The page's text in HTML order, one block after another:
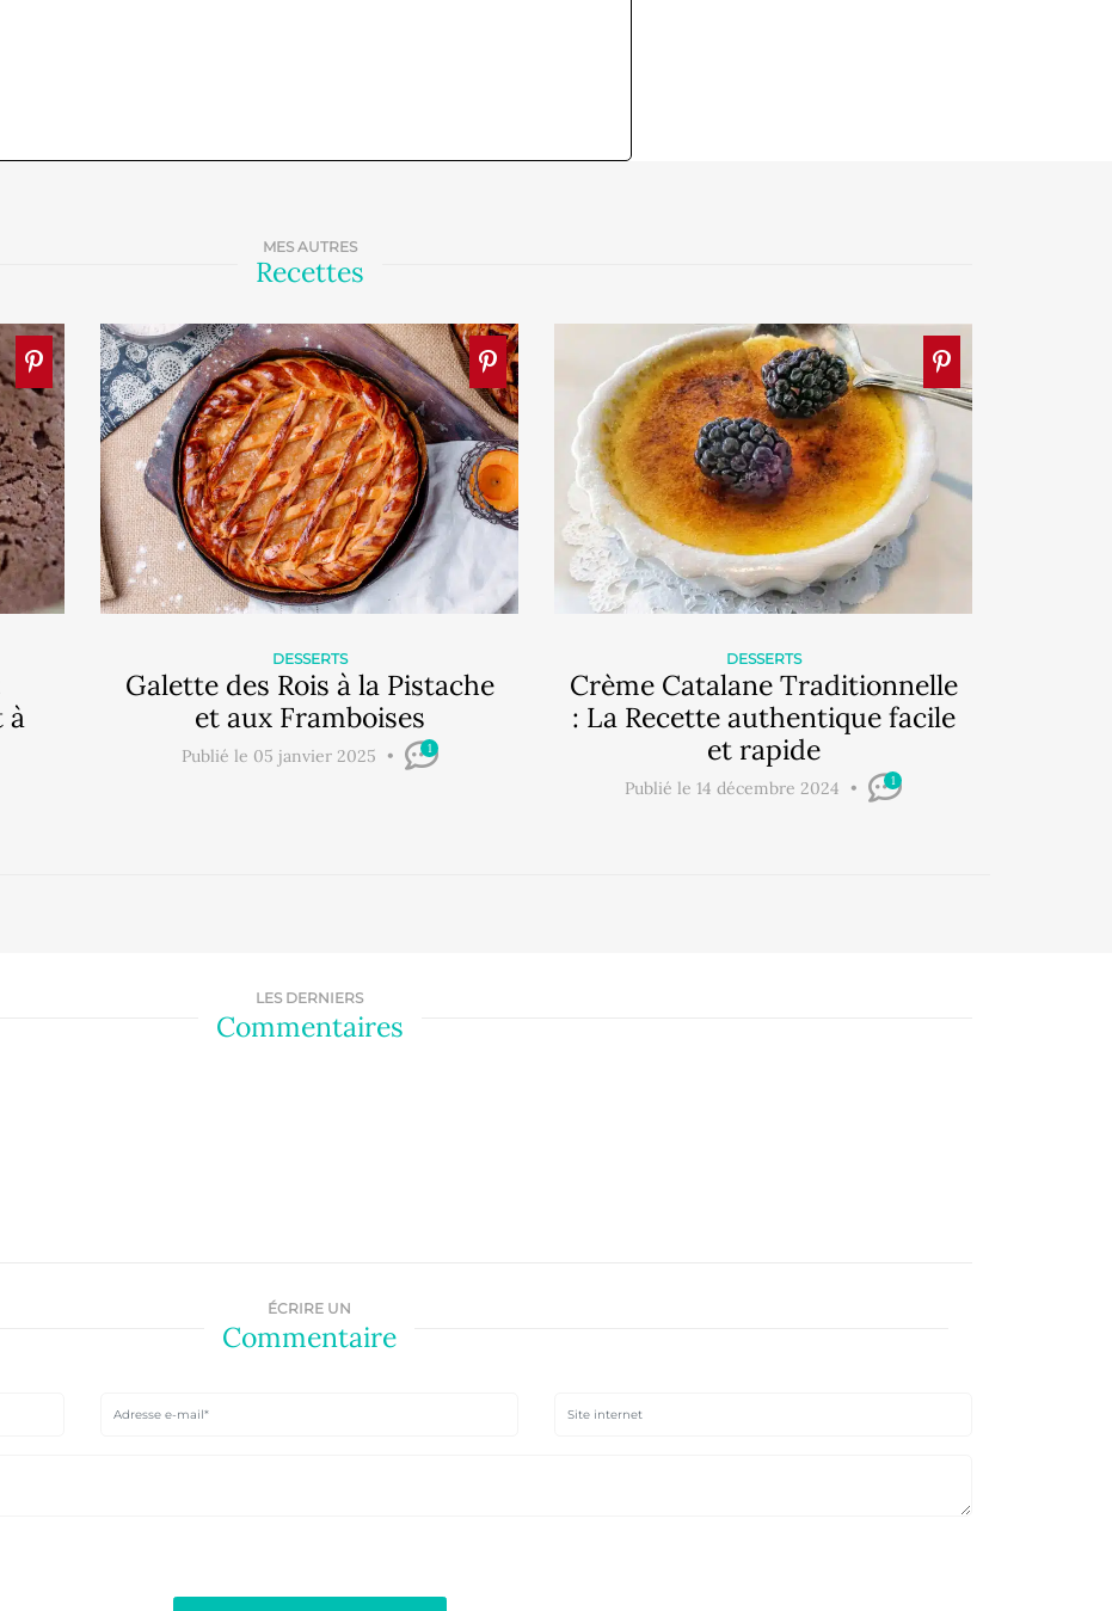
MES AUTRES
Recettes
à
DESSERTS
Galette des Rois à la Pistache
et aux Framboises
Publié le 05 janvier 2025 1
DESSERTS
Crème Catalane Traditionnelle
: La Recette authentique facile
et rapide
Publié le 14 décembre 2024 1
LES DERNIERS
Commentaires
ÉCRIRE UN
Commentaire